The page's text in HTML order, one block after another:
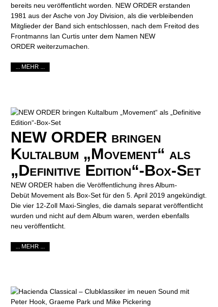
bereits neu veröffentlicht worden. NEW ORDER erstanden
1981 aus der Asche von Joy Division, als die verbleibenden
Mitglieder der Band sich entschlossen, nach dem Freitod des
Frontmanns Ian Curtis unter dem Namen NEW
ORDER weiterzumachen.
... MEHR ...
NEW ORDER bringen
Kultalbum „Movement“ als
„Definitive Edition“-Box-Set
NEW ORDER haben die Veröffentlichung ihres Album-
Debüt Movement als Box-Set für den 5. April 2019 angekündigt.
Die vier 12-Zoll Maxi-Singles, die damals separat veröffentlicht
wurden und nicht auf dem Album waren, werden ebenfalls
neu veröffentlicht.
... MEHR ...